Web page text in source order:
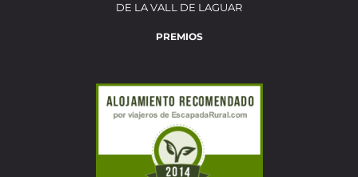
DE LA VALL DE LAGUAR
PREMIOS